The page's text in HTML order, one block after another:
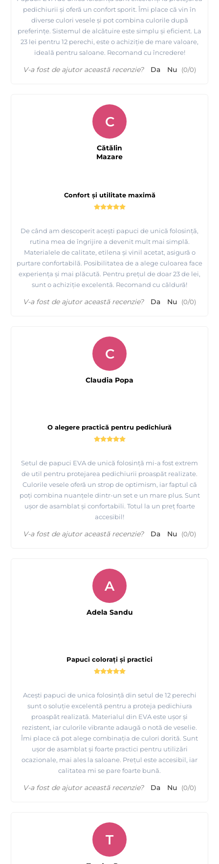
pedichiurii și oferă un confort sporit. Îmi place că vin în
diverse culori vesele și pot combina culorile după
preferințe. Sistemul de alcătuire este simplu și eficient. La
23 lei pentru 12 perechi, este o achiziție de mare valoare,
ideală pentru saloane. Recomand cu încredere!
V-a fost de ajutor această recenzie? Da Nu (0/0)
Confort și utilitate maximă
De când am descoperit acești papuci de unică folosință,
rutina mea de îngrijire a devenit mult mai simplă.
Materialele de calitate, etilena și vinil acetat, asigură o
purtare confortabilă. Posibilitatea de a alege culoarea face
experiența și mai plăcută. Pentru prețul de doar 23 de lei,
sunt o achiziție excelentă. Recomand cu căldură!
C
Cătălin
Mazare
V-a fost de ajutor această recenzie? Da Nu (0/0)
O alegere practică pentru pedichiură
Setul de papuci EVA de unică folosință mi-a fost extrem
de util pentru protejarea pedichiurii proaspăt realizate.
Culorile vesele oferă un strop de optimism, iar faptul că
poți combina nuanțele dintr-un set e un mare plus. Sunt
ușor de asamblat și confortabili. Totul la un preț foarte
accesibil!
C
Claudia Popa
V-a fost de ajutor această recenzie? Da Nu (0/0)
Papuci colorați și practici
Acești papuci de unica folosință din setul de 12 perechi
sunt o soluție excelentă pentru a proteja pedichiura
proaspăt realizată. Materialul din EVA este ușor și
rezistent, iar culorile vibrante adaugă o notă de veselie.
Îmi place că pot alege combinația de culori dorită. Sunt
ușor de asamblat și foarte practici pentru utilizări
ocazionale, mai ales la saloane. Prețul este accesibil, iar
calitatea mi se pare foarte bună.
A
Adela Sandu
V-a fost de ajutor această recenzie? Da Nu (0/0)
T